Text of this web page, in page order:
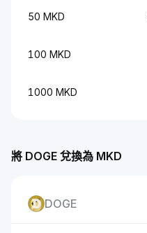
將 DOGE 兌換為 MKD
DOGE
50 MKD
100 MKD
1000 MKD